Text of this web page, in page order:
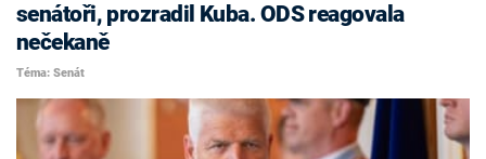
senátoři, prozradil Kuba. ODS reagovala
nečekaně
Téma: Senát